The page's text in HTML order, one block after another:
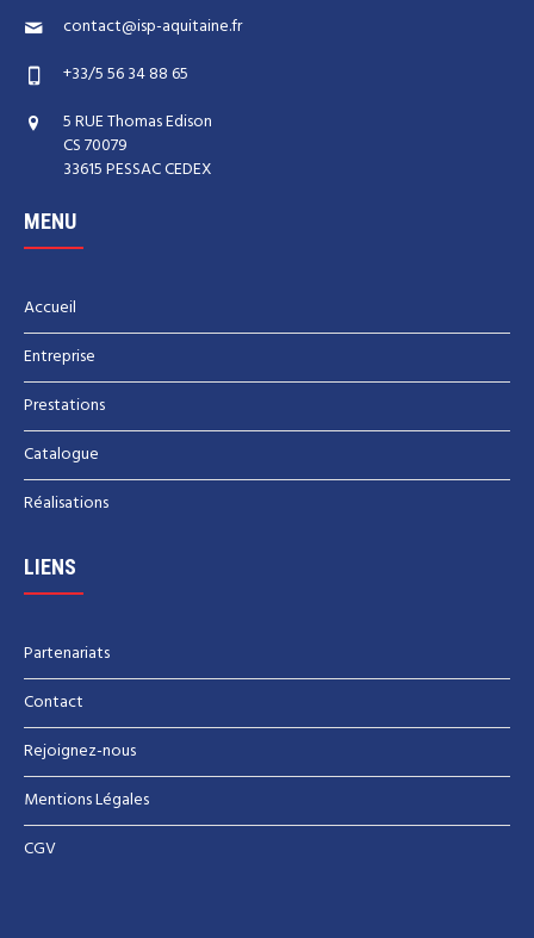
contact@isp-aquitaine.fr
+33/5 56 34 88 65
5 RUE Thomas Edison
CS 70079
33615 PESSAC CEDEX
MENU
Accueil
Entreprise
Prestations
Catalogue
Réalisations
LIENS
Partenariats
Contact
Rejoignez-nous
Mentions Légales
CGV